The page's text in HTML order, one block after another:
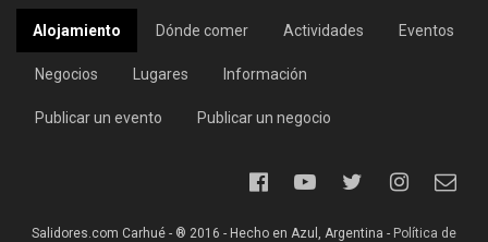
Alojamiento Dónde comer Actividades Eventos
Negocios Lugares Información
Publicar un evento Publicar un negocio
Salidores.com Carhué - ® 2016 - Hecho en Azul, Argentina - Política de